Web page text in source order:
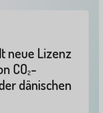
neue Lizenz
CO2-
dänischen